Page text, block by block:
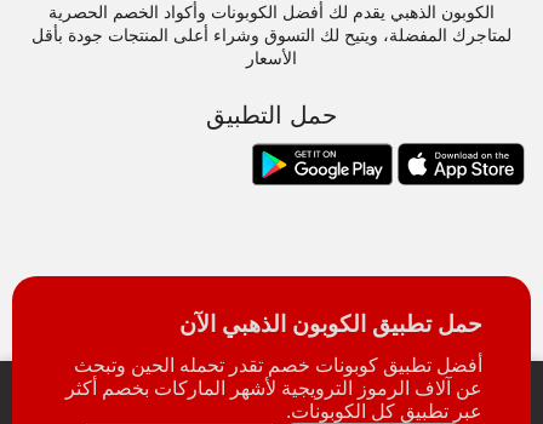
الكوبون الذهبي يقدم لك أفضل الكوبونات وأكواد الخصم الحصرية
لمتاجرك المفضلة، ويتيح لك التسوق وشراء أعلى المنتجات جودة بأقل
الأسعار
حمل التطبيق
حمل تطبيق الكوبون الذهبي الآن
أفضل تطبيق كوبونات خصم تقدر تحمله الحين وتبحث
عن آلاف الرموز الترويجية لأشهر الماركات بخصم أكثر
عبر تطبيق كل الكوبونات.